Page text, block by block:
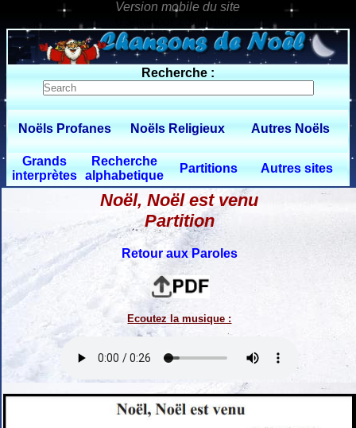
0 $limitbot 1 $limittot 2
Recherche :
Noëls Profanes Noëls Religieux Autres Noëls
Grands
interprètes
Recherche
alphabetique
Partitions Autres sites
Noël, Noël est venu
Partition
Retour aux Paroles
Ecoutez la musique :